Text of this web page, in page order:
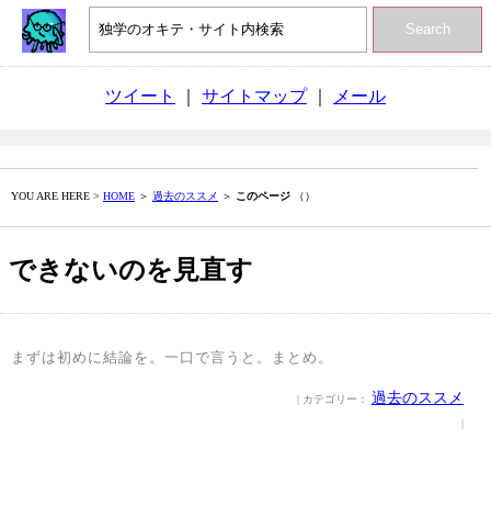
Search
ツイート サイトマップ｜ メール
YOU ARE HERE > HOME ＞ 過去のススメ ＞ このページ （）
できないのを見直す
まずは初めに結論を。一口で言うと。まとめ。
| カテゴリー： 過去のススメ
|